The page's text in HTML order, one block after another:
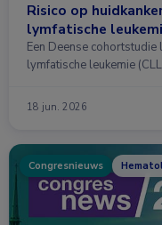
Risico op
lymfatische
Een Deense
lymfatische leukemie
18 jun. 2026
Congresnieuws